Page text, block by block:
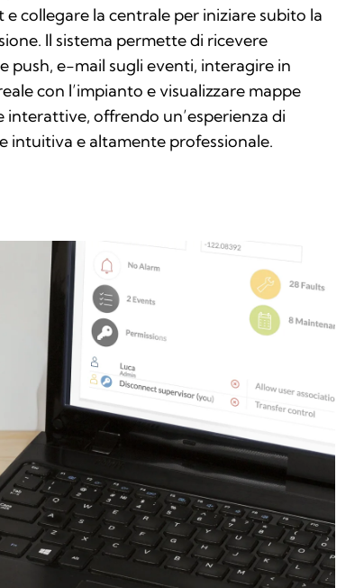
e collegare la centrale per iniziare subito la
Il sistema permette di ricevere
push, e-mail sugli eventi, interagire in
con l’impianto e visualizzare mappe
interattive, offrendo un’esperienza di
intuitiva e altamente professionale.